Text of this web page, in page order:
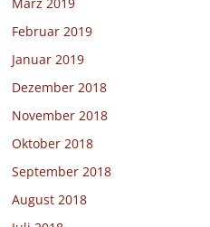
Februar 2019
Januar 2019
Dezember 2018
November 2018
Oktober 2018
September 2018
August 2018